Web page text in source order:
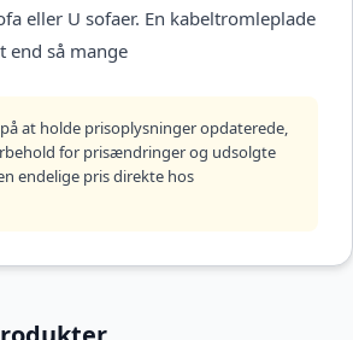
eller U sofaer. En kabeltromleplade
end så mange
at holde prisoplysninger opdaterede,
for prisændringer og udsolgte
endelige pris direkte hos